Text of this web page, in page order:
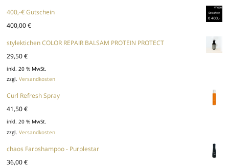
400,-€ Gutschein
400,00€
stylektichen COLOR REPAIR BALSAM PROTEIN PROTECT
29,50€
inkl. 20 % MwSt.
zzgl.Versandkosten
Curl Refresh Spray
41,50€
inkl. 20 % MwSt.
zzgl.Versandkosten
chaos Farbshampoo - Purplestar
36,00€